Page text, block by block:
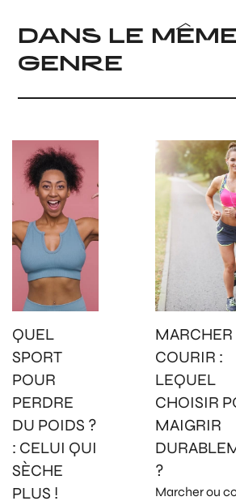
DANS LE
GENRE
QUEL
SPORT
POUR
PERDRE
DU POIDS ?
: CELUI QUI
SÈCHE
PLUS !
MARCHER
COURIR :
LEQUEL
CHOISIR
MAIGRIR
?
Marcher ou